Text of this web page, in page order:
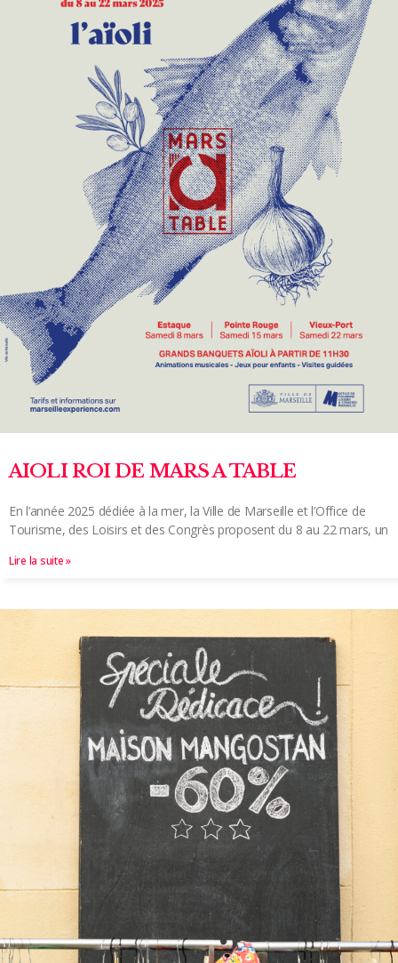
AIOLI ROI DE MARS A TABLE
En l’année 2025 dédiée à la mer, la Ville de Marseille et l’Office de
Tourisme, des Loisirs et des Congrès proposent du 8 au 22 mars, un
Lire la suite »